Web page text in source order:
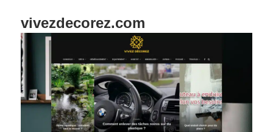
vivezdecorez.com